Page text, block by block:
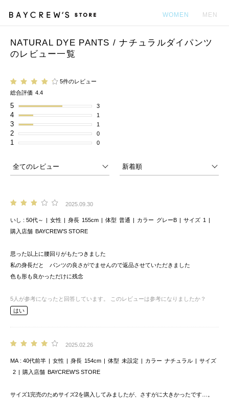
WOMEN MEN
NATURAL DYE PANTS / ナチュラルダイパンツ
のレビュー一覧
5件のレビュー
総合評価 4.4
5 3
4 1
3 1
2 0
1 0
2025.09.30
いし 50代～ 女性 身長 155cm 体型 普通 カラー グレーB サイズ 1
購入店舗 BAYCREW’S STORE
思った以上に腰回りがもたつきました
私の身長だと パンツの良さがでませんので返品させていただきました
色も形も良かっただけに残念
5 人が参考になったと回答しています。
このレビューは参考になりましたか？
はい
2025.02.26
MA 40代前半 女性 身長 154cm 体型 未設定 カラー ナチュラル
サイズ
2
購入店舗 BAYCREW’S STORE
サイズ1完売のためサイズ2を購入してみましたが、さすがに大きかったです…。